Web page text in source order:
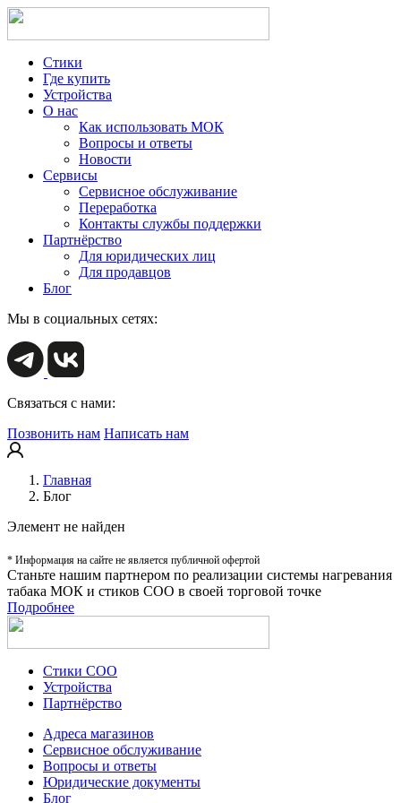
Стики
Где купить
Устройства
О нас
Как использовать МОК
Вопросы и ответы
Новости
Сервисы
Сервисное обслуживание
Переработка
Контакты службы поддержки
Партнёрство
Для юридических лиц
Для продавцов
Блог
Мы в социальных сетях:
Связаться с нами:
Позвонить нам Написать нам
Главная
Блог
Элемент не найден
* Информация на сайте не является публичной офертой
Станьте нашим партнером по реализации системы нагревания
табака МОК и стиков СОО в своей торговой точке
Подробнее
Стики СОО
Устройства
Партнёрство
Адреса магазинов
Сервисное обслуживание
Вопросы и ответы
Юридические документы
Блог